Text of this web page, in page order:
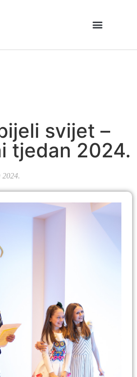
svijet –
tjedan 2024.
2024.